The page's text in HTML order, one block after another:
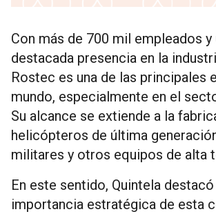
Con más de 700 mil empleados y
destacada presencia en la
Rostec es una de las principales
mundo, especialmente en el
Su alcance se extiende a la
helicópteros de última
militares y otros equipos de alta
En este sentido, Quintela
importancia estratégica de esta